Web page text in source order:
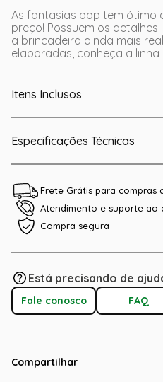
As fantasias pop tem ótimo
preço! Possuem os
a brincadeira ainda mais
elaboradas, conheça a linha
Itens Inclusos
Especificações Técnicas
Frete Grátis para compras
Atendimento e suporte ao
Compra segura
Está precisando de
Fale conosco FAQ
Compartilhar